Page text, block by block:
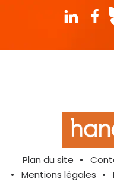
Plan du site
Mentions légales